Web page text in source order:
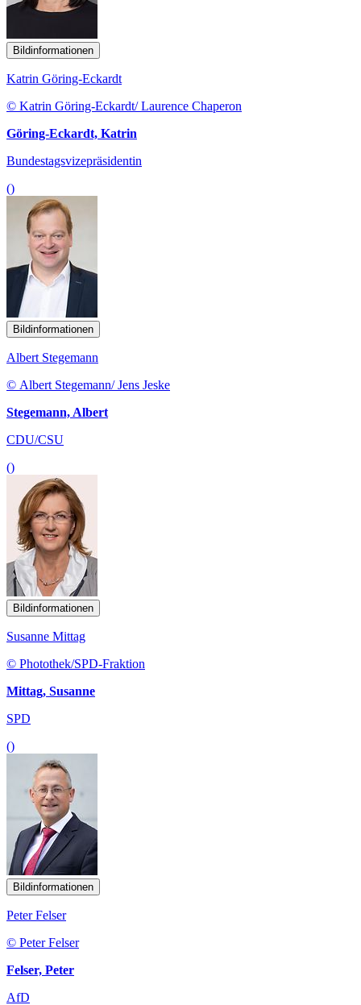
Bildinformationen
Katrin Göring-Eckardt
© Katrin Göring-Eckardt/ Laurence Chaperon
Göring-Eckardt, Katrin
Bundestagsvizepräsidentin
()
Bildinformationen
Albert Stegemann
© Albert Stegemann/ Jens Jeske
Stegemann, Albert
CDU/CSU
()
Bildinformationen
Susanne Mittag
© Photothek/SPD-Fraktion
Mittag, Susanne
SPD
()
Bildinformationen
Peter Felser
© Peter Felser
Felser, Peter
AfD